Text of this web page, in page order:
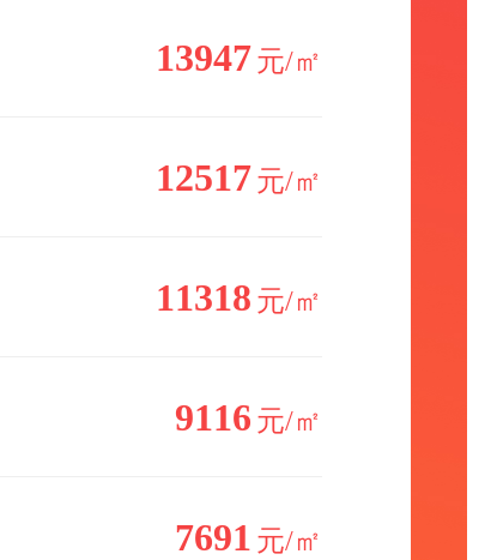
13947 元/㎡
12517 元/㎡
11318 元/㎡
9116 元/㎡
7691 元/㎡